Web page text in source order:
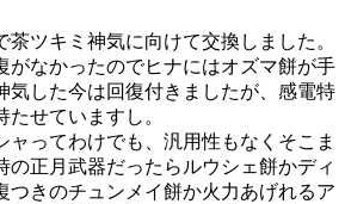
ツキミ神気に向けて交換しました。
がなかったのでヒナにはオズマ餅が手
気した今は回復付きましたが、感電特
せていますし。
ャってわけでも、汎用性もなくそこま
の正月武器だったらルウシェ餅かディ
つきのチュンメイ餅か火力あげれるア